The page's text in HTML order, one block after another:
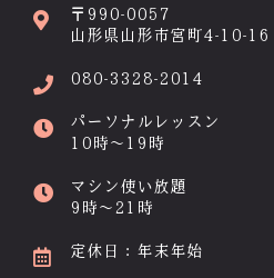
〒990-0057
山形県山形市宮町4-10-16
080-3328-2014
パーソナルレッスン
10時～19時
マシン使い放題
9時～21時
定休日：年末年始